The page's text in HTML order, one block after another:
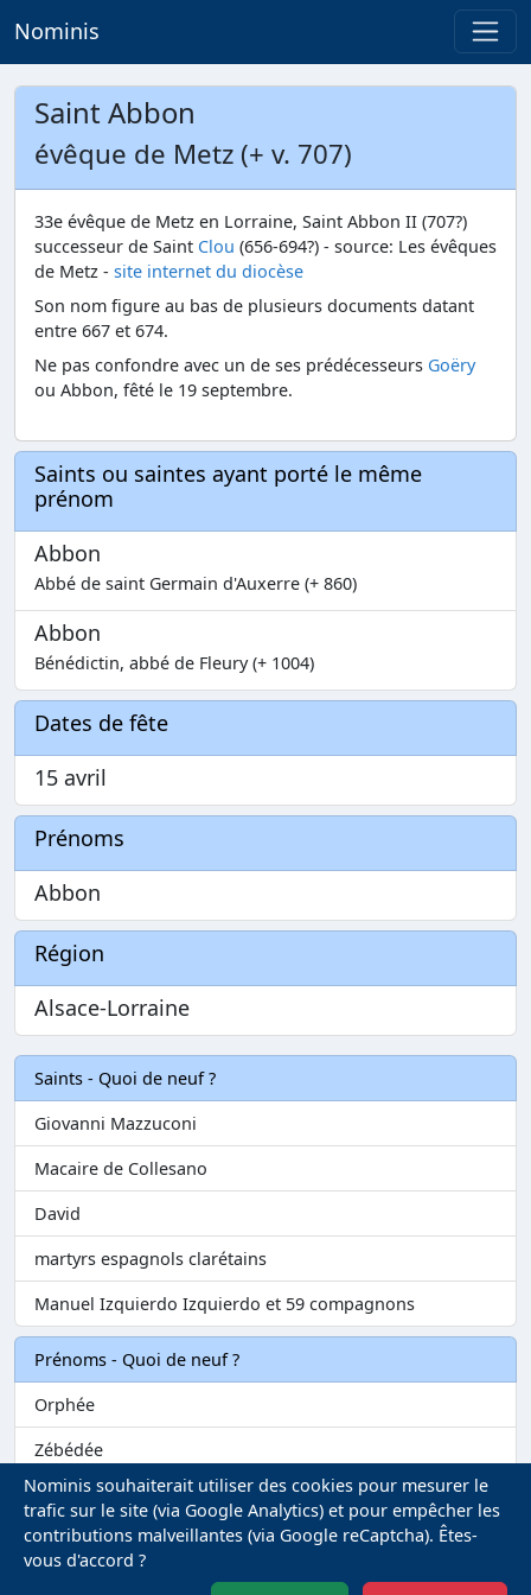
Nominis
Saint Abbon
évêque de Metz (+ v. 707)
33e évêque de Metz en Lorraine, Saint Abbon II (707?)
successeur de Saint Clou (656-694?) - source: Les évêques
de Metz - site internet du diocèse
Son nom figure au bas de plusieurs documents datant
entre 667 et 674.
Ne pas confondre avec un de ses prédécesseurs Goëry
ou Abbon, fêté le 19 septembre.
Saints ou saintes ayant porté le même
prénom
Abbon
Abbé de saint Germain d'Auxerre (+ 860)
Abbon
Bénédictin, abbé de Fleury (+ 1004)
Dates de fête
15 avril
Prénoms
Abbon
Région
Alsace-Lorraine
Saints - Quoi de neuf ?
Giovanni Mazzuconi
Macaire de Collesano
David
martyrs espagnols clarétains
Manuel Izquierdo Izquierdo et 59 compagnons
Prénoms - Quoi de neuf ?
Orphée
Zébédée
Melvil
Matilin
Nominis souhaiterait utiliser des cookies pour mesurer le
trafic sur le site (via Google Analytics) et pour empêcher les
contributions malveillantes (via Google reCaptcha). Êtes-
vous d'accord ?